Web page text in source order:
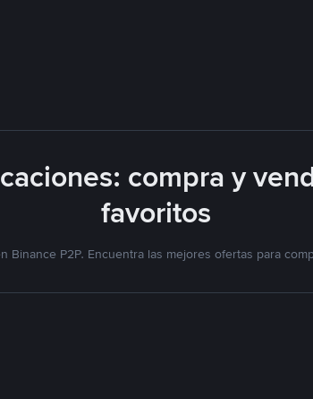
compra y
favoritos
Binance P2P. Encuentra las mejores ofertas para